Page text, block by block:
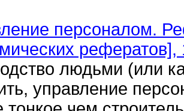
персоналом.
рефератов],
людьми (или
управление